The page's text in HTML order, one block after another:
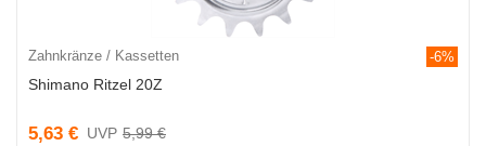
Zahnkränze / Kassetten -6%
Shimano Ritzel 20Z
5,63 € 5,99 €